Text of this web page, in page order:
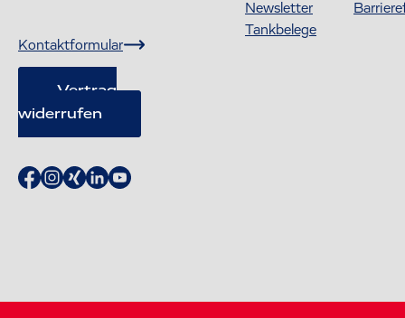
Kontaktformular
Vertrag
widerrufen
Newsletter
Tankbelege